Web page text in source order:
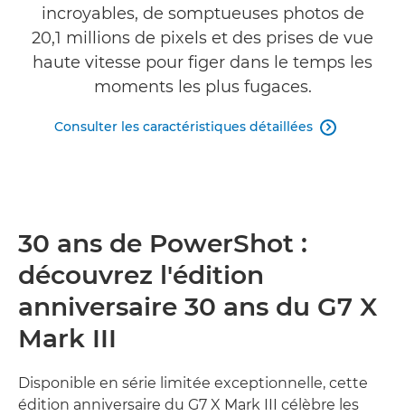
incroyables, de somptueuses photos de
20,1 millions de pixels et des prises de vue
haute vitesse pour figer dans le temps les
moments les plus fugaces.
Consulter les caractéristiques détaillées 
30 ans de PowerShot :
découvrez l'édition
anniversaire 30 ans du G7 X
Mark III
Disponible en série limitée exceptionnelle, cette
édition anniversaire du G7 X Mark III célèbre les